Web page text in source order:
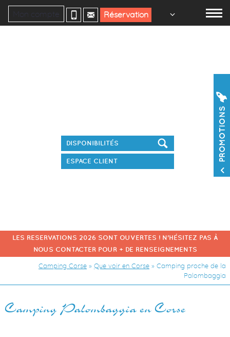
Mon compte Réservation
PROMOTIONS
LES RESERVATIONS 2026 SONT OUVERTES ! N'HÉSITEZ PAS À
NOUS CONTACTER POUR + DE RENSEIGNEMENTS
ESPACE CLIENT
Camping Corse » Que voir en Corse » Camping proche de la
Palombaggia
Camping Palombaggia en Corse